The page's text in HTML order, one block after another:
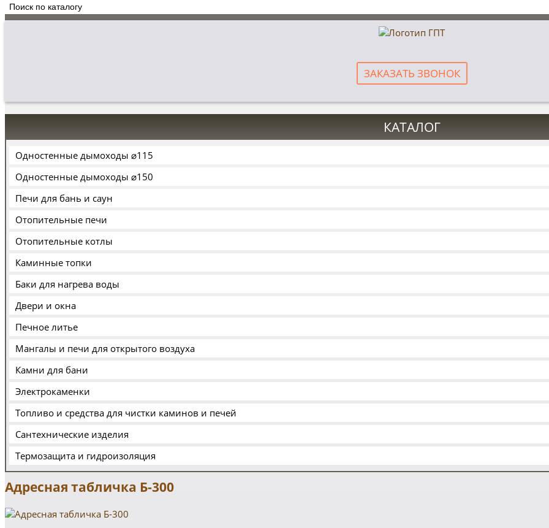
ЗАКАЗАТЬ ЗВОНОК
КАТАЛОГ
Одностенные дымоходы ⌀115
Одностенные дымоходы ⌀150
Печи для бань и саун
Отопительные печи
Отопительные котлы
Каминные топки
Баки для нагрева воды
Двери и окна
Печное литье
Мангалы и печи для открытого воздуха
Камни для бани
Электрокаменки
Топливо и средства для чистки каминов и печей
Сантехнические изделия
Термозащита и гидроизоляция
Адресная табличка Б-300